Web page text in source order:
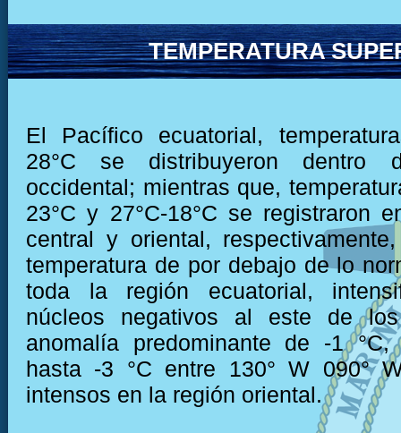
TEMPERATURA
El Pacífico ecuatorial,
28°C se distribuyeron dentro
occidental; mientras que,
23°C y 27°C-18°C se registraron
central y oriental,
temperatura de por debajo de lo
toda la región ecuatorial,
núcleos negativos al este de
anomalía predominante de -1 °C,
hasta -3 °C entre 130° W 090°
intensos en la región oriental.